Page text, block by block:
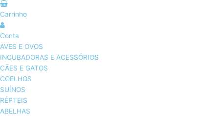
Carrinho
Conta
AVES E OVOS
INCUBADORAS E ACESSÓRIOS
CÃES E GATOS
COELHOS
SUÍNOS
RÉPTEIS
ABELHAS